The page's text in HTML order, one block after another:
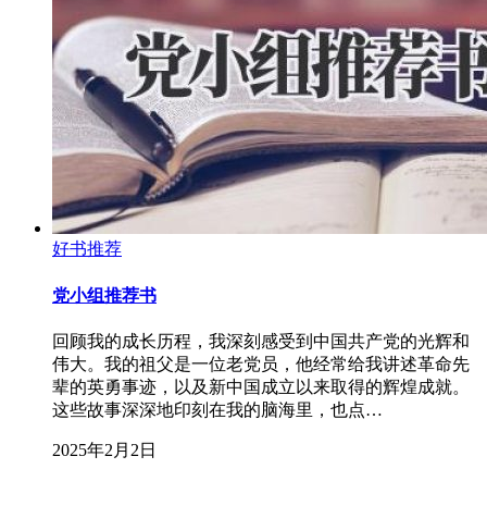
好书推荐
党小组推荐书
回顾我的成长历程，我深刻感受到中国共产党的光辉和
伟大。我的祖父是一位老党员，他经常给我讲述革命先
辈的英勇事迹，以及新中国成立以来取得的辉煌成就。
这些故事深深地印刻在我的脑海里，也点…
2025年2月2日